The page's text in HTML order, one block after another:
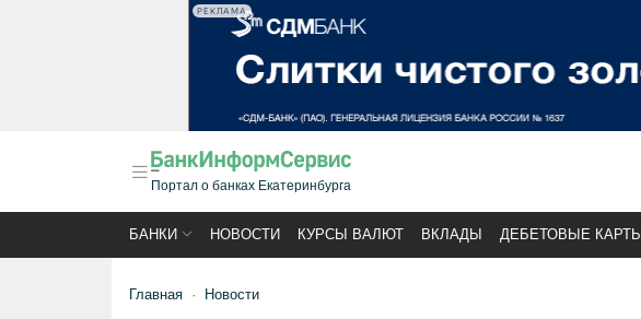
РЕКЛАМА
Портал о банках Екатеринбурга
БАНКИ НОВОСТИ КУРСЫ ВАЛЮТ ВКЛАДЫ ДЕБЕТОВЫЕ КАРТЫ
Главная Новости